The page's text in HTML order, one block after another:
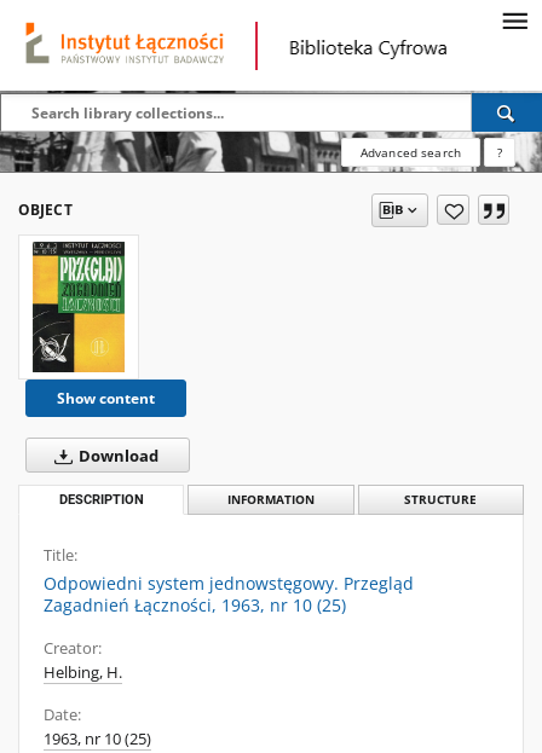
Advanced search ?
OBJECT
Show content
Download
DESCRIPTION INFORMATION STRUCTURE
Title:
Odpowiedni system jednowstęgowy. Przegląd
Zagadnień Łączności, 1963, nr 10 (25)
Creator:
Helbing, H.
Date:
1963, nr 10 (25)